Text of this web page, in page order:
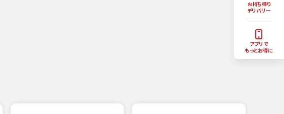
お持ち帰り
デリバリー
アプリで
もっとお得に